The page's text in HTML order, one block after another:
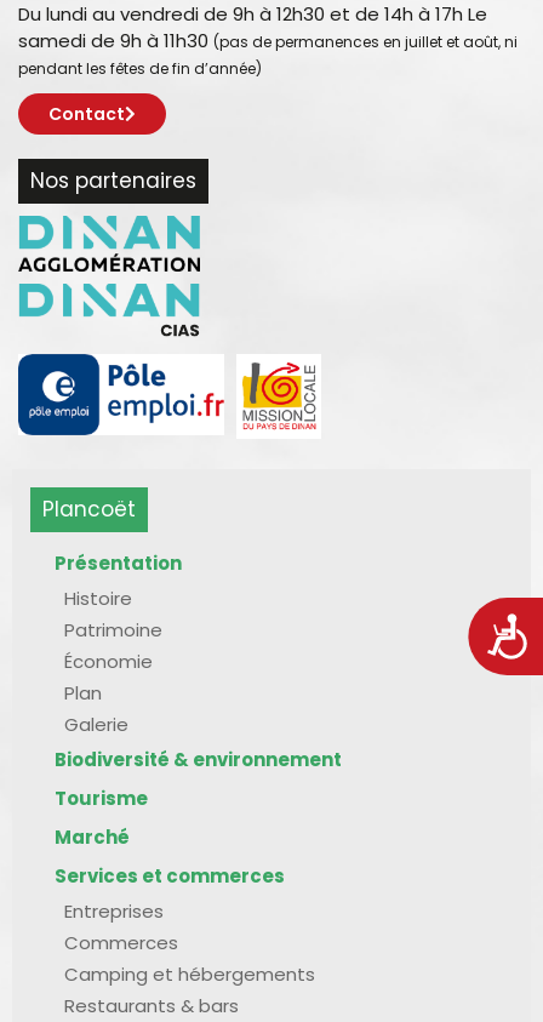
Du lundi au vendredi de 9h à 12h30 et de 14h à 17h Le
samedi de 9h à 11h30 (pas de permanences en juillet et août, ni
pendant les fêtes de fin d’année)
Contact
Nos partenaires
Plancoët
Présentation
Histoire
Patrimoine
Économie
Plan
Galerie
Biodiversité & environnement
Tourisme
Marché
Services et commerces
Entreprises
Commerces
Camping et hébergements
Restaurants & bars